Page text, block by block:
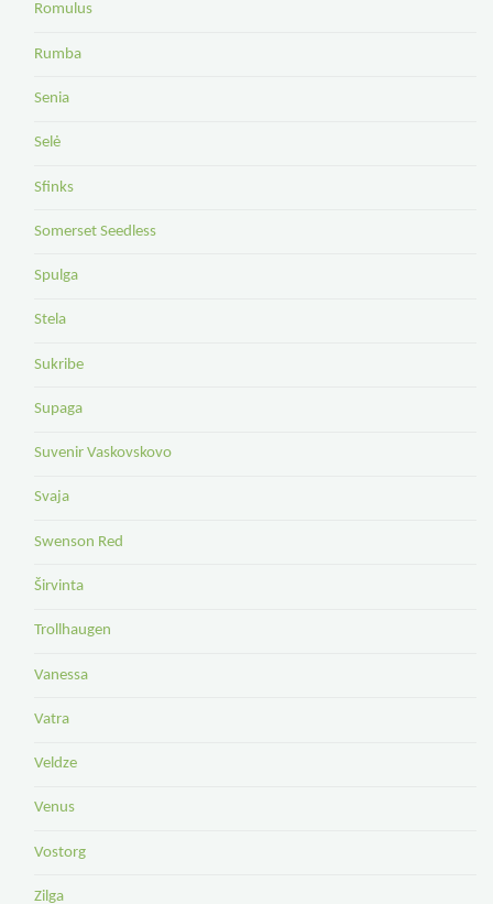
Romulus
Rumba
Senia
Selė
Sfinks
Somerset Seedless
Spulga
Stela
Sukribe
Supaga
Suvenir Vaskovskovo
Svaja
Swenson Red
Širvinta
Trollhaugen
Vanessa
Vatra
Veldze
Venus
Vostorg
Zilga